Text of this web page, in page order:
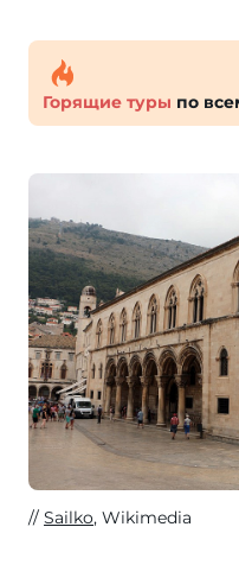
Горящие туры по
Sailko, Wikimedia